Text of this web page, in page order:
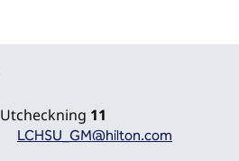
Utcheckning 11
LCHSU_GM@hilton.com